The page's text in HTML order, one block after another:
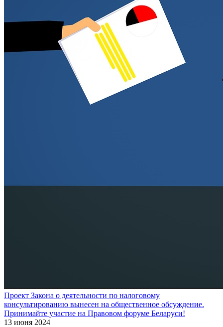
Проект Закона о деятельности по налоговому
консультированию вынесен на общественное обсуждение.
Принимайте участие на Правовом форуме Беларуси!
13 июня 2024